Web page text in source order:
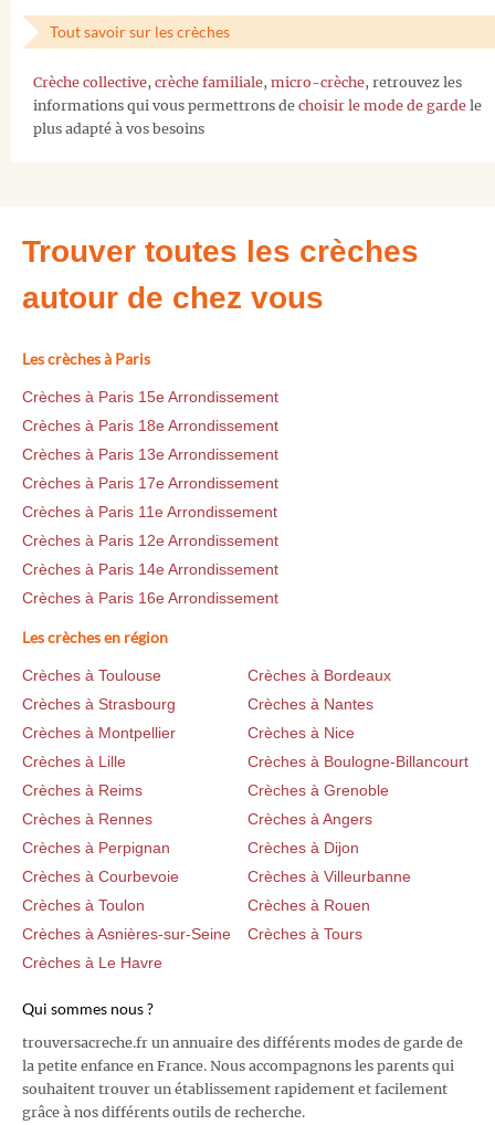
Tout savoir sur les crèches
Crèche collective, crèche familiale, micro-crèche, retrouvez les
informations qui vous permettrons de choisir le mode de garde le
plus adapté à vos besoins
Trouver toutes les crèches
autour de chez vous
Les crèches à Paris
Crèches à Paris 15e Arrondissement
Crèches à Paris 18e Arrondissement
Crèches à Paris 13e Arrondissement
Crèches à Paris 17e Arrondissement
Crèches à Paris 11e Arrondissement
Crèches à Paris 12e Arrondissement
Crèches à Paris 14e Arrondissement
Crèches à Paris 16e Arrondissement
Les crèches en région
Crèches à Toulouse
Crèches à Bordeaux
Crèches à Strasbourg
Crèches à Nantes
Crèches à Montpellier
Crèches à Nice
Crèches à Lille
Crèches à Boulogne-Billancourt
Crèches à Reims
Crèches à Grenoble
Crèches à Rennes
Crèches à Angers
Crèches à Perpignan
Crèches à Dijon
Crèches à Courbevoie
Crèches à Villeurbanne
Crèches à Toulon
Crèches à Rouen
Crèches à Asnières-sur-Seine
Crèches à Tours
Crèches à Le Havre
Qui sommes nous ?
trouversacreche.fr un annuaire des différents modes de garde de
la petite enfance en France. Nous accompagnons les parents qui
souhaitent trouver un établissement rapidement et facilement
grâce à nos différents outils de recherche.